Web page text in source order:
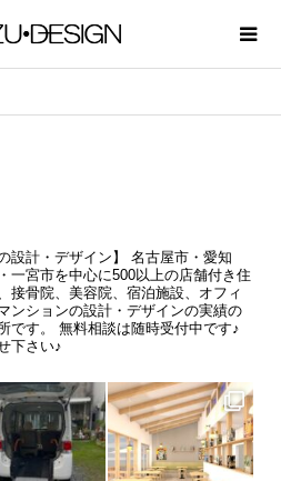
設計・デザイン】
名古屋市・愛知
一宮市を中心に500以上の店舗付き住
接骨院、美容院、宿泊施設、オフィ
ンションの設計・デザインの実績の
です。
無料相談は随時受付中です♪
下さい♪